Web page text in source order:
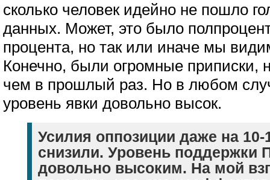
сколько человек идейно не пошло
данных. Может, это было
процента, но так или иначе мы
Конечно, были огромные приписки,
чем в прошлый раз. Но в любом
уровень явки довольно высок.
Усилия оппозиции даже на 10-
снизили. Уровень поддержки
довольно высоким. На мой